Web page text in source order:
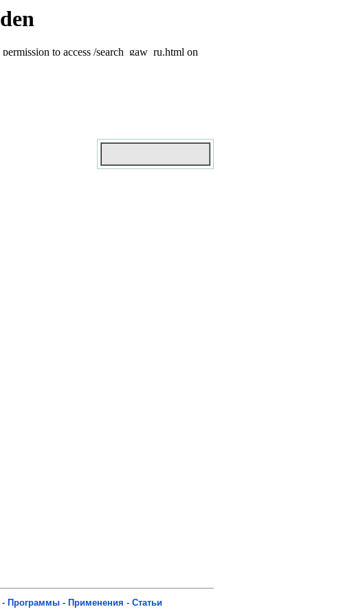
- Программы - Применения - Статьи